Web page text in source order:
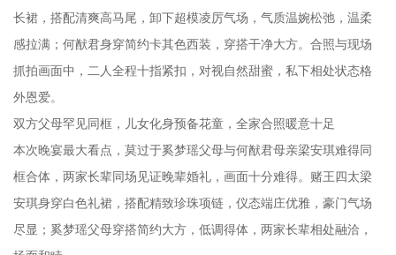
长裙，搭配清爽高马尾，卸下超模凌厉气场，气质温婉松弛，温柔
感拉满；何猷君身穿简约卡其色西装，穿搭干净大方。合照与现场
抓拍画面中，二人全程十指紧扣，对视自然甜蜜，私下相处状态格
外恩爱。
双方父母罕见同框，儿女化身预备花童，全家合照暖意十足
本次晚宴最大看点，莫过于奚梦瑶父母与何猷君母亲梁安琪难得同
框合体，两家长辈同场见证晚辈婚礼，画面十分难得。赌王四太梁
安琪身穿白色礼裙，搭配精致珍珠项链，仪态端庄优雅，豪门气场
尽显；奚梦瑶父母穿搭简约大方，低调得体，两家长辈相处融洽，